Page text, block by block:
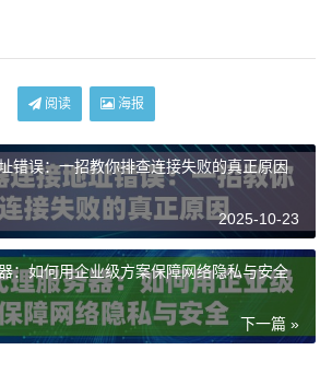
阅读 海报
错误：一招教你排查连接失败的真正原因
2025-10-23
：如何用企业级方案保障网络隐私与安全
下一篇 »